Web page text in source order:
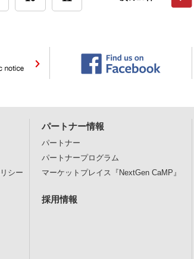
シー
パートナー情報
パートナー
パートナープログラム
マーケットプレイス 『NextGen CaMP』
採用情報